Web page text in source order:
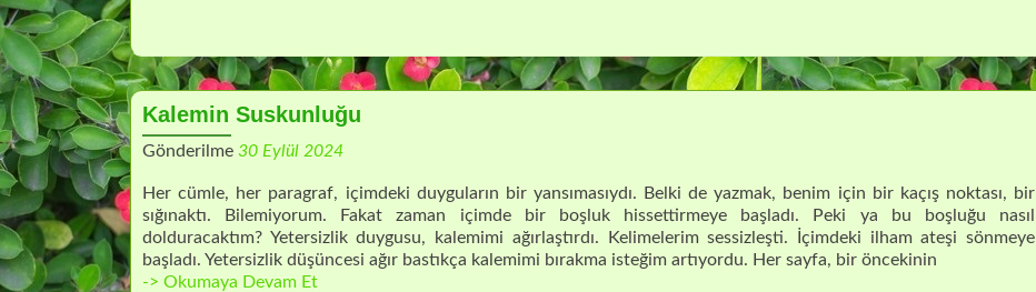
Kalemin Suskunluğu
Gönderilme 30 Eylül 2024
Her cümle, her paragraf, içimdeki duyguların bir yansımasıydı. Belki de yazmak, benim için bir kaçış noktası, bir
sığınaktı. Bilemiyorum. Fakat zaman içimde bir boşluk hissettirmeye başladı. Peki ya bu boşluğu nasıl
dolduracaktım? Yetersizlik duygusu, kalemimi ağırlaştırdı. Kelimelerim sessizleşti. İçimdeki ilham ateşi sönmeye
başladı. Yetersizlik düşüncesi ağır bastıkça kalemimi bırakma isteğim artıyordu. Her sayfa, bir öncekinin
-> Okumaya Devam EtKalemin